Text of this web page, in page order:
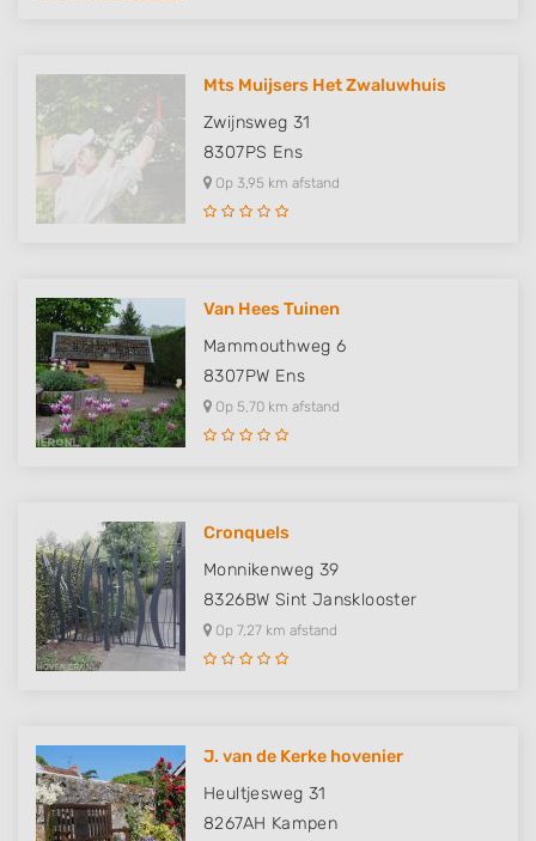
Mts Muijsers Het Zwaluwhuis
Zwijnsweg 31
8307PS Ens
Op 3,95 km afstand
Van Hees Tuinen
Mammouthweg 6
8307PW Ens
Op 5,70 km afstand
Cronquels
Monnikenweg 39
8326BW Sint Jansklooster
Op 7,27 km afstand
J. van de Kerke hovenier
Heultjesweg 31
8267AH Kampen